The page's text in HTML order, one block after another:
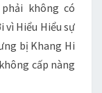
không có
vì Hiểu Hiểu sự
bị Khang Hi
cấp nàng